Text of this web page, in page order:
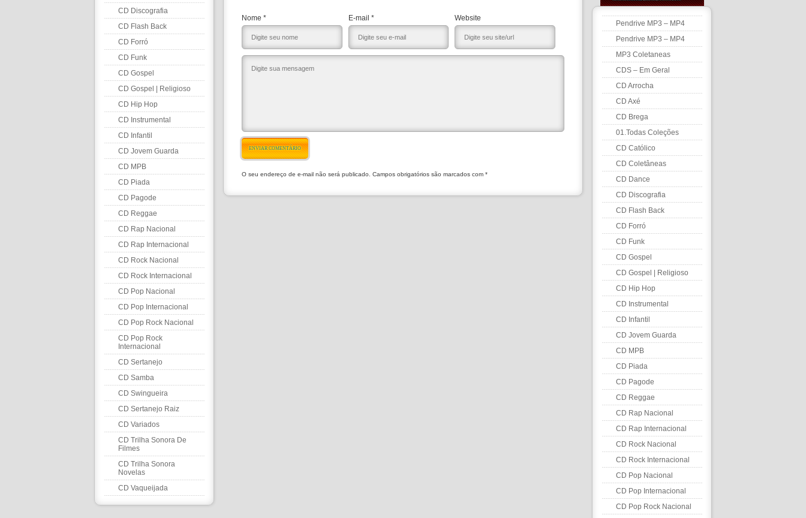
CD Discografia
CD Flash Back
CD Forró
CD Funk
CD Gospel
CD Gospel | Religioso
CD Hip Hop
CD Instrumental
CD Infantil
CD Jovem Guarda
CD MPB
CD Piada
CD Pagode
CD Reggae
CD Rap Nacional
CD Rap Internacional
CD Rock Nacional
CD Rock Internacional
CD Pop Nacional
CD Pop Internacional
CD Pop Rock Nacional
CD Pop Rock
Internacional
CD Sertanejo
CD Samba
CD Swingueira
CD Sertanejo Raiz
CD Variados
CD Trilha Sonora De
Filmes
CD Trilha Sonora
Novelas
CD Vaqueijada
Nome * E-mail * Website
ENVIAR COMENTÁRIO
O seu endereço de e-mail não será publicado. Campos obrigatórios são marcados com *
Pendrive MP3 – MP4
Pendrive MP3 – MP4
MP3 Coletaneas
CDS – Em Geral
CD Arrocha
CD Axé
CD Brega
01.Todas Coleções
CD Católico
CD Coletâneas
CD Dance
CD Discografia
CD Flash Back
CD Forró
CD Funk
CD Gospel
CD Gospel | Religioso
CD Hip Hop
CD Instrumental
CD Infantil
CD Jovem Guarda
CD MPB
CD Piada
CD Pagode
CD Reggae
CD Rap Nacional
CD Rap Internacional
CD Rock Nacional
CD Rock Internacional
CD Pop Nacional
CD Pop Internacional
CD Pop Rock Nacional